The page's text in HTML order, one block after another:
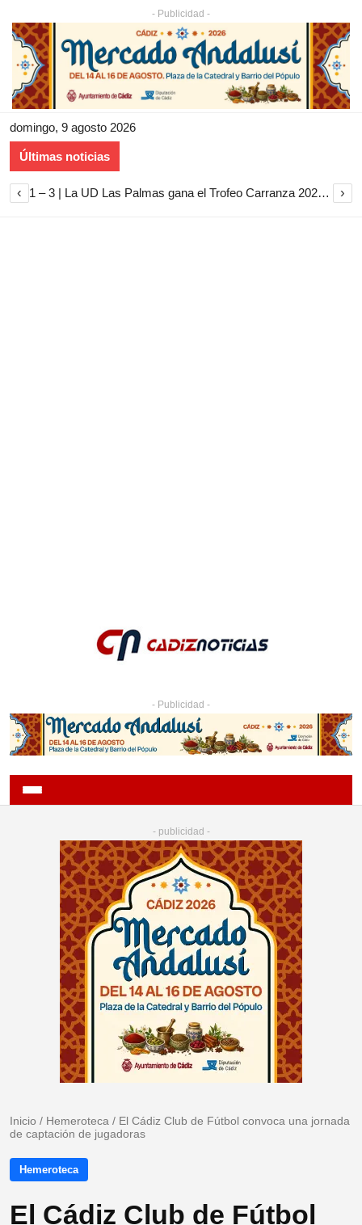
- Publicidad -
domingo, 9 agosto 2026
Últimas noticias
‹ 1 – 3 | La UD Las Palmas gana el Trofeo Carranza 2026 tras imponerse al Cádiz CF ›
- Publicidad -
- publicidad -
Inicio / Hemeroteca / El Cádiz Club de Fútbol convoca una jornada
de captación de jugadoras
Hemeroteca
El Cádiz Club de Fútbol